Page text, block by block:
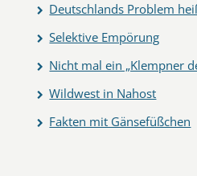
Deutschlands Problem
Selektive Empörung
Nicht mal ein „Klempner
Wildwest in Nahost
Fakten mit Gänsefüßchen